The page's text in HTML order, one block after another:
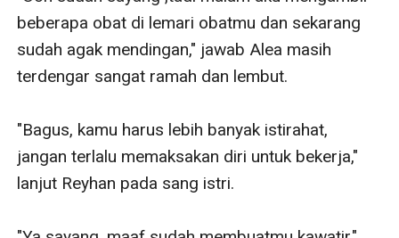
beberapa obat di lemari obatmu dan sekarang
sudah agak mendingan," jawab Alea masih
terdengar sangat ramah dan lembut.
"Bagus, kamu harus lebih banyak istirahat,
jangan terlalu memaksakan diri untuk bekerja,"
lanjut Reyhan pada sang istri.